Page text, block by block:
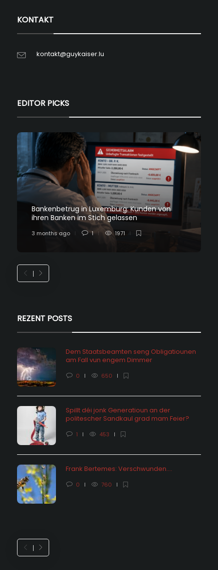
KONTAKT
kontakt@guykaiser.lu
EDITOR PICKS
Bankenbetrug in Luxemburg: Kunden von
ihren Banken im Stich gelassen
3 months ago 1 1971
REZENT POSTS
Dem Staatsbeamten seng Obligatiounen
am Fall vun engem Dimmer
0 650
Spillt déi jonk Generatioun an der
politescher Sandkaul grad mam Feier?
1 453
Frank Bertemes: Verschwunden….
0 760